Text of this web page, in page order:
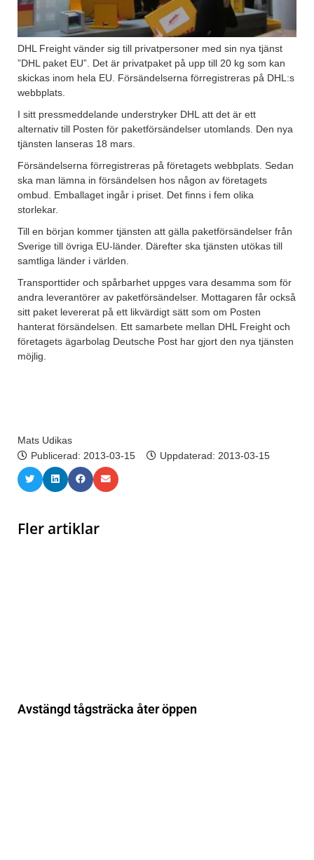
DHL Freight vänder sig till privatpersoner med sin nya tjänst
”DHL paket EU”. Det är privatpaket på upp till 20 kg som kan
skickas inom hela EU. Försändelserna förregistreras på DHL:s
webbplats.
I sitt pressmeddelande understryker DHL att det är ett
alternativ till Posten för paketförsändelser utomlands. Den nya
tjänsten lanseras 18 mars.
Försändelserna förregistreras på företagets webbplats. Sedan
ska man lämna in försändelsen hos någon av företagets
ombud. Emballaget ingår i priset. Det finns i fem olika
storlekar.
Till en början kommer tjänsten att gälla paketförsändelser från
Sverige till övriga EU-länder. Därefter ska tjänsten utökas till
samtliga länder i världen.
Transporttider och spårbarhet uppges vara desamma som för
andra leverantörer av paketförsändelser. Mottagaren får också
sitt paket levererat på ett likvärdigt sätt som om Posten
hanterat försändelsen. Ett samarbete mellan DHL Freight och
företagets ägarbolag Deutsche Post har gjort den nya tjänsten
möjlig.
Mats Udikas
Publicerad: 2013-03-15 Uppdaterad: 2013-03-15
Fler artiklar
Avstängd tågsträcka åter öppen